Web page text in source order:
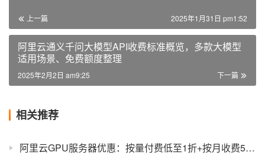
上一篇 2025年1月31日 pm1:52
阿里云通义千问大模型API收费标准概览，多款大模型
适用场景、免费额度整理
下一篇
2025年2月2日 am9:25
相关推荐
阿里云GPU服务器优惠：按量付费低至1折+按月收费5折+包年价格4折